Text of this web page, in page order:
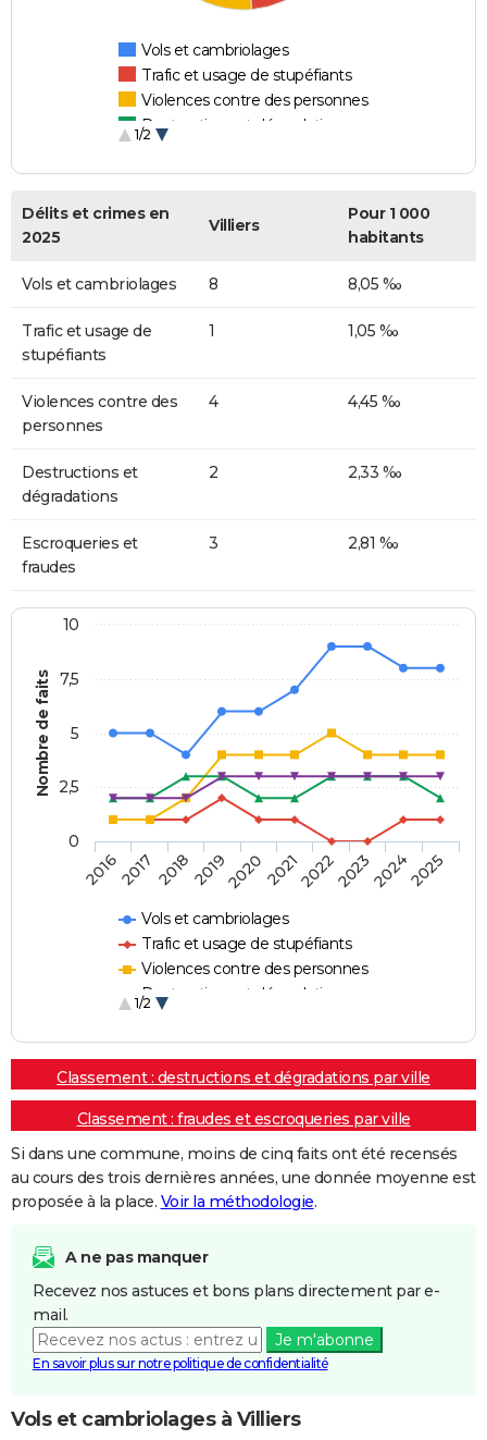
Vols et cambriolages
Trafic et usage de stupéfiants
Violences contre des personnes
Destructions et dégradations
1/2
Délits et crimes en
2025
Villiers
Pour 1 000
habitants
Vols et cambriolages 8 8,05 ‰
Trafic et usage de
stupéfiants
1 1,05 ‰
Violences contre des
personnes
4 4,45 ‰
Destructions et
dégradations
2 2,33 ‰
Escroqueries et
fraudes
3 2,81 ‰
Nombre de faits
Vols et cambriolages
Trafic et usage de stupéfiants
Violences contre des personnes
Destructions et dégradations
1/2
20162017 20182019202020212022202320242025
0
2,5
5
7,5
10
Classement : destructions et dégradations par ville
Classement : fraudes et escroqueries par ville
Si dans une commune, moins de cinq faits ont été recensés
au cours des trois dernières années, une donnée moyenne est
proposée à la place. Voir la méthodologie.
A ne pas manquer
Recevez nos astuces et bons plans directement par e-
mail.
Je m'abonne
En savoir plus sur notre politique de confidentialité
Vols et cambriolages à Villiers